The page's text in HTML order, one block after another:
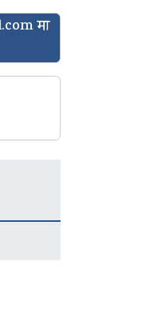
मा